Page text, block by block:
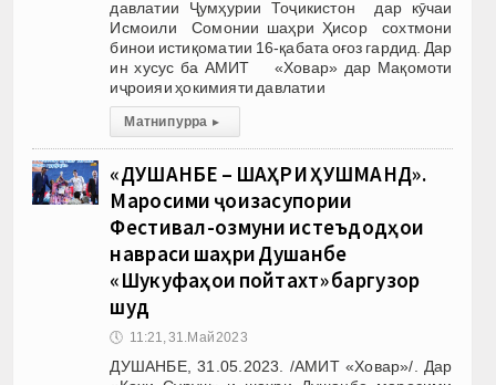
давлатии Ҷумҳурии Тоҷикистон дар кӯчаи
Исмоили Сомонии шаҳри Ҳисор сохтмони
бинои истиқоматии 16-қабата оғоз гардид. Дар
ин хусус ба АМИТ «Ховар» дар Мақомоти
иҷроияи ҳокимияти давлатии
Матни пурра ▸
«ДУШАНБЕ – ШАҲРИ ҲУШМАНД».
Маросими ҷоизасупории
Фестивал-озмуни истеъдодҳои
навраси шаҳри Душанбе
«Шукуфаҳои пойтахт» баргузор
шуд
🕔 11:21, 31.Май 2023
ДУШАНБЕ, 31.05.2023. /АМИТ «Ховар»/. Дар